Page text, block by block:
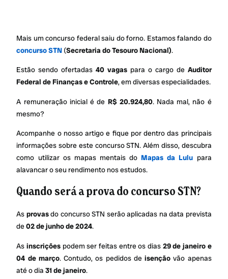
Mais um concurso federal saiu do forno. Estamos falando do
concurso STN (Secretaria do Tesouro Nacional).
Estão sendo ofertadas40 vagas para o cargo de Auditor
Federal de Finanças e Controle, em diversas especialidades.
A remuneração inicial é de R$ 20.924,80. Nada mal, não é
mesmo?
Acompanhe o nosso artigo e fique por dentro das principais
informações sobre este concurso STN. Além disso, descubra
como utilizar os mapas mentais doMapas da Lulu para
alavancar o seu rendimento nos estudos.
Quando será a prova do concurso STN?
As provasdo concurso STN serão aplicadas na data prevista
de02 de junho de 2024.
Asinscrições podem ser feitas entre os dias 29 de janeiro e
04 de março. Contudo, os pedidos deisenção vão apenas
até o dia31 de janeiro.